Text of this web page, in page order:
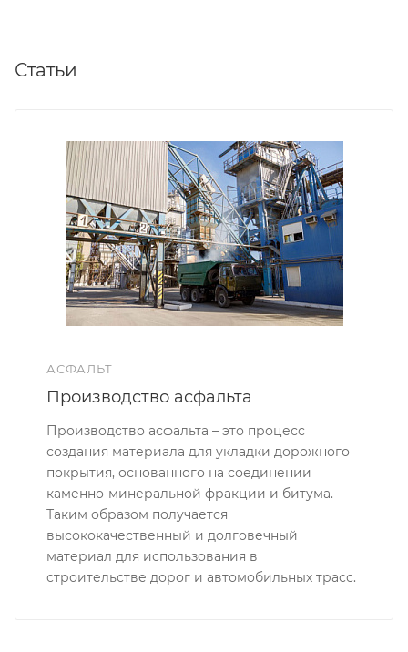
Статьи
АСФАЛЬТ
Производство асфальта
Производство асфальта – это процесс
создания материала для укладки дорожного
покрытия, основанного на соединении
каменно-минеральной фракции и битума.
Таким образом получается
высококачественный и долговечный
материал для использования в
строительстве дорог и автомобильных трасс.